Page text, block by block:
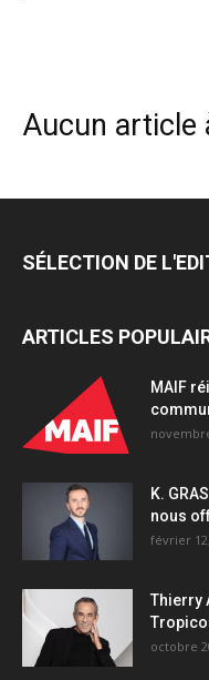
Aucun article
SÉLECTION DE
ARTICLES
MAIF
K.
nous
février
Thierry
octobre